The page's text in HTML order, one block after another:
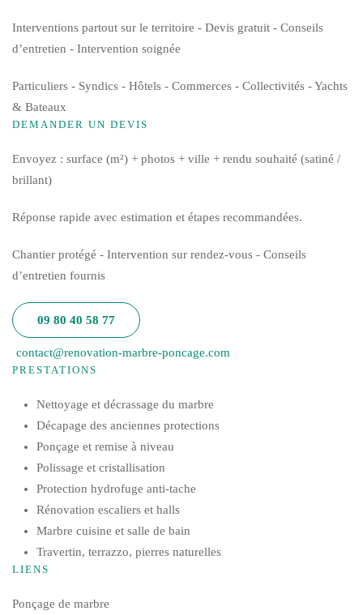
Interventions partout sur le territoire - Devis gratuit - Conseils
d’entretien - Intervention soignée
Particuliers - Syndics - Hôtels - Commerces - Collectivités - Yachts
& Bateaux
DEMANDER UN DEVIS
Envoyez : surface (m²) + photos + ville + rendu souhaité (satiné /
brillant)
Réponse rapide avec estimation et étapes recommandées.
Chantier protégé - Intervention sur rendez-vous - Conseils
d’entretien fournis
09 80 40 58 77
contact@renovation-marbre-poncage.com
PRESTATIONS
Nettoyage et décrassage du marbre
Décapage des anciennes protections
Ponçage et remise à niveau
Polissage et cristallisation
Protection hydrofuge anti-tache
Rénovation escaliers et halls
Marbre cuisine et salle de bain
Travertin, terrazzo, pierres naturelles
LIENS
Ponçage de marbre